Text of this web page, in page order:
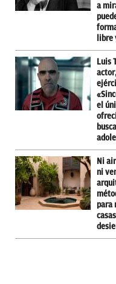
a
libre
Luis
el
Ni
ni
para